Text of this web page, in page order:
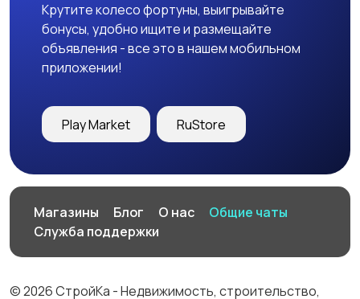
Крутите колесо фортуны, выигрывайте
бонусы, удобно ищите и размещайте
объявления - все это в нашем мобильном
приложении!
Play Market RuStore
Магазины Блог О нас
Общие чаты
Служба поддержки
© 2026 СтройКа - Недвижимость, строительство,